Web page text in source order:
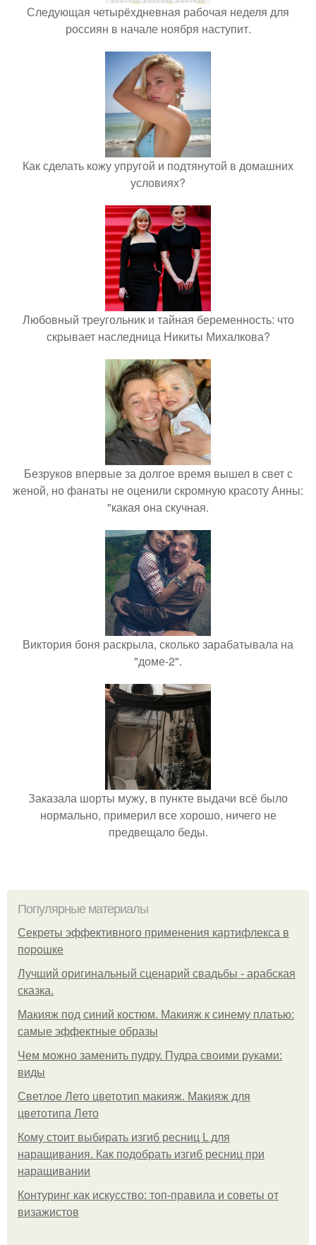
Следующая четырёхдневная рабочая неделя для
россиян в начале ноября наступит.
Как сделать кожу упругой и подтянутой в домашних
условиях?
Любовный треугольник и тайная беременность: что
скрывает наследница Никиты Михалкова?
Безруков впервые за долгое время вышел в свет с
женой, но фанаты не оценили скромную красоту Анны:
"какая она скучная.
Виктория боня раскрыла, сколько зарабатывала на
"доме-2".
Заказала шорты мужу, в пункте выдачи всё было
нормально, примерил все хорошо, ничего не
предвещало беды.
Популярные материалы
Секреты эффективного применения картифлекса в
порошке
Лучший оригинальный сценарий свадьбы - арабская
сказка.
Макияж под синий костюм. Макияж к синему платью:
самые эффектные образы
Чем можно заменить пудру. Пудра своими руками:
виды
Светлое Лето цветотип макияж. Макияж для
цветотипа Лето
Кому стоит выбирать изгиб ресниц L для
наращивания. Как подобрать изгиб ресниц при
наращивании
Контуринг как искусство: топ-правила и советы от
визажистов